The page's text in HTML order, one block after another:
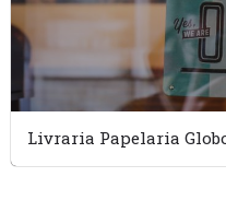
Livraria Papelaria